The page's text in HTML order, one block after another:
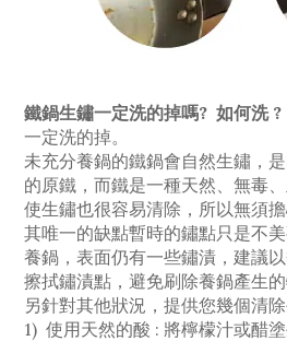
鐵鍋生鏽一定洗的掉嗎? 如何洗 ?
一定洗的掉。
未充分養鍋的鐵鍋會自然生鏽，
的原鐵，而鐵是一種天然、無毒
使生鏽也很容易清除，所以無須
其唯一的缺點暫時的鏽點只是不
養鍋，表面仍有一些鏽漬，建議
擦拭鏽漬點，避免刷除養鍋產生的
另針對其他狀況，提供您幾個清
1) 使用天然的酸 : 將檸檬汁或醋